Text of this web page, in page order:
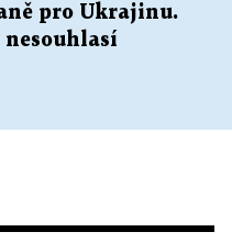
pro Ukrajinu.
nesouhlasí